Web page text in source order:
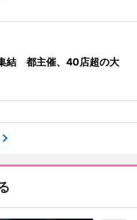
結 都主催、40店超の大